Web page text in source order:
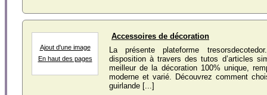
Ajout d'une image
En haut des pages
Accessoires de décoration
La présente plateforme
disposition à travers des tutos d’articles
meilleur de la décoration 100% unique,
moderne et varié. Découvrez comment
guirlande [...]